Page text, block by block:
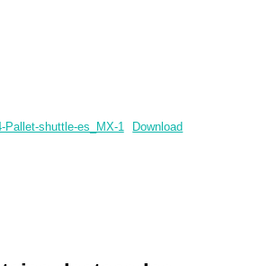
Pallet-shuttle-es_MX-1 Download